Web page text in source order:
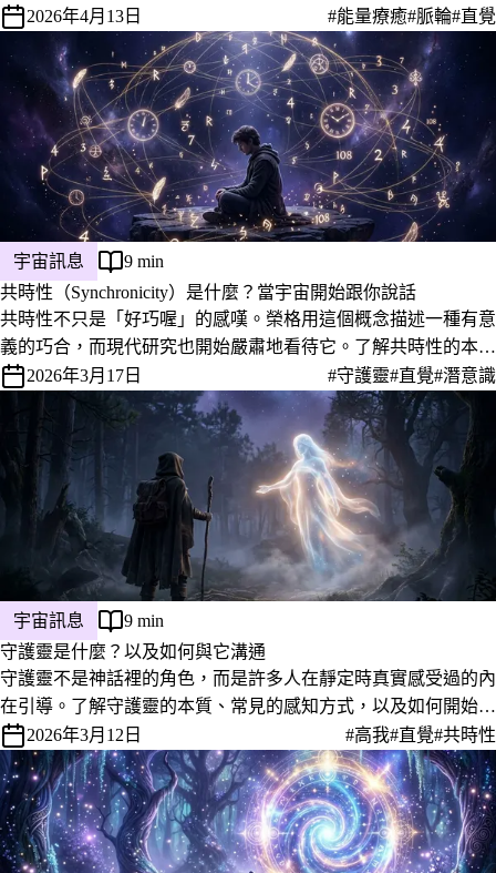
化方法。
2026年4月13日 #能量療癒#脈輪#直覺
宇宙訊息
9 min
共時性（Synchronicity）是什麼？當宇宙開始跟你說話
共時性不只是「好巧喔」的感嘆。榮格用這個概念描述一種有意
義的巧合，而現代研究也開始嚴肅地看待它。了解共時性的本
質、如何辨認，以及你可以怎麼跟它工作。
2026年3月17日 #守護靈#直覺#潛意識
宇宙訊息
9 min
守護靈是什麼？以及如何與它溝通
守護靈不是神話裡的角色，而是許多人在靜定時真實感受過的內
在引導。了解守護靈的本質、常見的感知方式，以及如何開始建
立連結。
2026年3月12日 #高我#直覺#共時性